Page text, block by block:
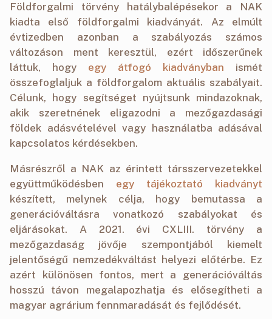
Földforgalmi törvény hatálybalépésekor a NAK
kiadta első földforgalmi kiadványát. Az elmúlt
évtizedben azonban a szabályozás számos
változáson ment keresztül, ezért időszerűnek
láttuk, hogy egy átfogó kiadványban ismét
összefoglaljuk a földforgalom aktuális szabályait.
Célunk, hogy segítséget nyújtsunk mindazoknak,
akik szeretnének eligazodni a mezőgazdasági
földek adásvételével vagy használatba adásával
kapcsolatos kérdésekben.
Másrészről a NAK az érintett társszervezetekkel
együttműködésben egy tájékoztató kiadványt
készített, melynek célja, hogy bemutassa a
generációváltásra vonatkozó szabályokat és
eljárásokat. A 2021. évi CXLIII. törvény a
mezőgazdaság jövője szempontjából kiemelt
jelentőségű nemzedékváltást helyezi előtérbe. Ez
azért különösen fontos, mert a generációváltás
hosszú távon megalapozhatja és elősegítheti a
magyar agrárium fennmaradását és fejlődését.